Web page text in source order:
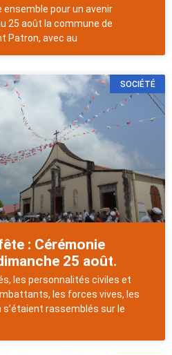
ensemble pour un avenir
25 août la commune de
Patron, avec au
SOCIÉTÉ
: Cérémonie
25 août.
les personnalités civiles et
les forces vives, les
rassemblés sur le